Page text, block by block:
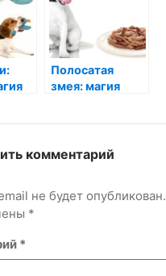
Полосатая
змея: магия
комментарий
не будет опубликован.
*
*